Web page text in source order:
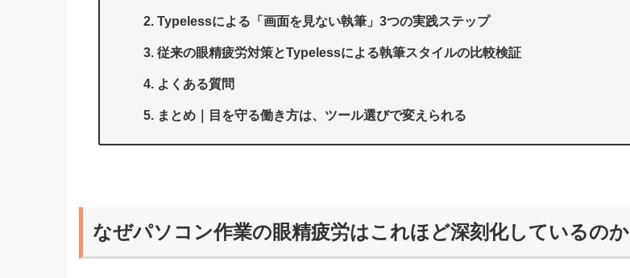
Typelessによる「画面を見ない執筆」3つの実践ステップ
従来の眼精疲労対策とTypelessによる執筆スタイルの比較検証
よくある質問
まとめ｜目を守る働き方は、ツール選びで変えられる
なぜパソコン作業の眼精疲労はこれほど深刻化しているのか